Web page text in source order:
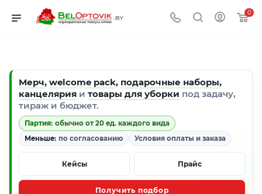
0
Мерч, welcome pack, подарочные наборы,
канцелярия и товары для уборки под задачу,
тираж и бюджет.
Партия: обычно от 20 ед. каждого вида
Меньше: по согласованию Условия оплаты и заказа
Кейсы Прайс
Получить подбор